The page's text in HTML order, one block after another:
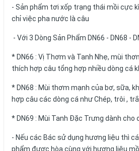
- Sản phẩm tơi xốp trạng thái mồi cực
chỉ việc pha nước là câu
- Với 3 Dòng Sản Phẩm DN66 - DN68 -
* DN66 : Vị Thơm và Tanh Nhẹ, mùi
thích hợp câu tổng hợp nhiều dòng cá
* DN68 : Mùi thơm mạnh của bơ, sữa,
hợp câu các dòng cá như Chép, trôi ,
* DN69 : Mùi Tanh Đặc Trưng dành cho
- Nếu các Bác sử dụng hương liệu thì
phẩm được hòa cùng với hương liệu